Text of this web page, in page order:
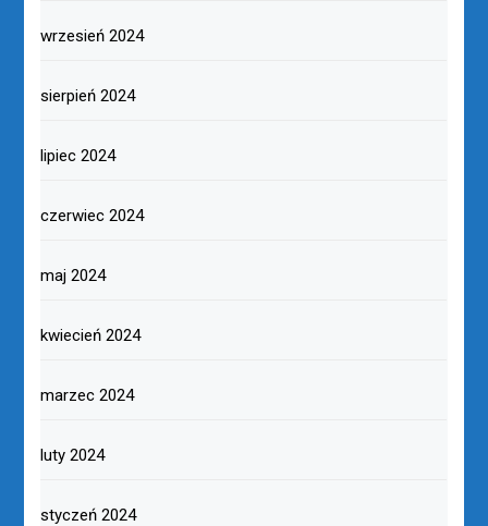
wrzesień 2024
sierpień 2024
lipiec 2024
czerwiec 2024
maj 2024
kwiecień 2024
marzec 2024
luty 2024
styczeń 2024